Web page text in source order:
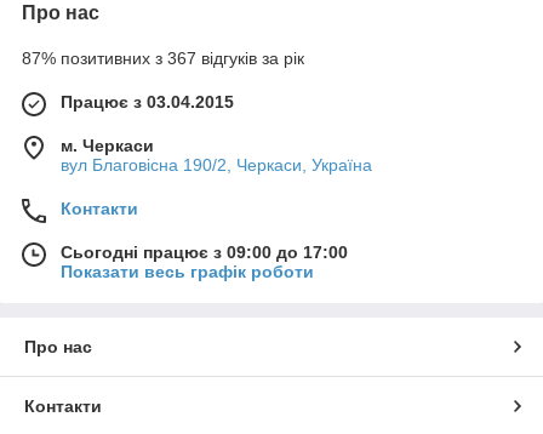
Про нас
87% позитивних з 367 відгуків за рік
Працює з 03.04.2015
м. Черкаси
вул Благовісна 190/2, Черкаси, Україна
Контакти
Сьогодні працює з 09:00 до 17:00
Показати весь графік роботи
Про нас
Контакти